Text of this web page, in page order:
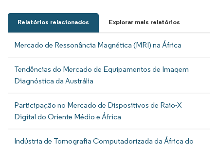
Relatórios relacionados Explorar mais relatórios
Mercado de Ressonância Magnética (MRI) na África
Tendências do Mercado de Equipamentos de Imagem
Diagnóstica da Austrália
Participação no Mercado de Dispositivos de Raio-X
Digital do Oriente Médio e África
Indústria de Tomografia Computadorizada da África do